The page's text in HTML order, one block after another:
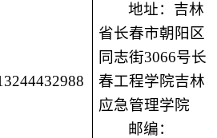
地址：吉林
省长春市朝阳区
同志街3066号长
春工程学院吉林
应急管理学院
邮编：